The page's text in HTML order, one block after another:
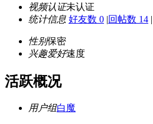
视频认证未认证
统计信息 好友数 0 |回帖数 14 |
性别保密
兴趣爱好速度
活跃概况
用户组白魔